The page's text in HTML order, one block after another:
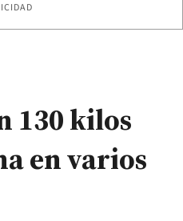
130 kilos
en varios